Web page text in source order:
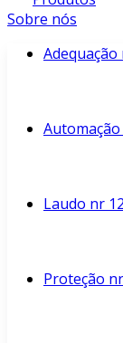
Sobre nós
Adequação
Laudo nr 12
Proteção